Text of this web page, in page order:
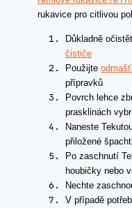
rukavice pro citlivou
Důkladně
čističe
Použijte
přípravků
Povrch lehce
prasklinách
Naneste
přiložené
Po zaschnutí
houbičky nebo
Nechte
V případě